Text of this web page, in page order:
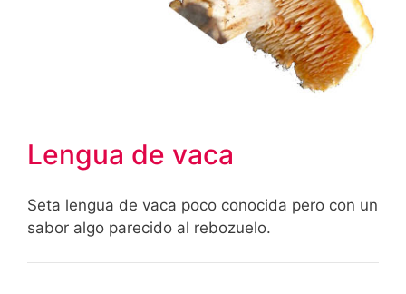
Lengua de vaca
Seta lengua de vaca poco conocida pero con un
sabor algo parecido al rebozuelo.